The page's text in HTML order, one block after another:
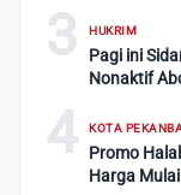
3 HUKRIM
Pagi ini
Nonaktif
4 KOTA
Promo
Harga